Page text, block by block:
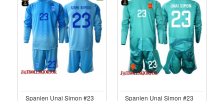
Spanien Unai Simon #23
Spanien Unai Simon #23